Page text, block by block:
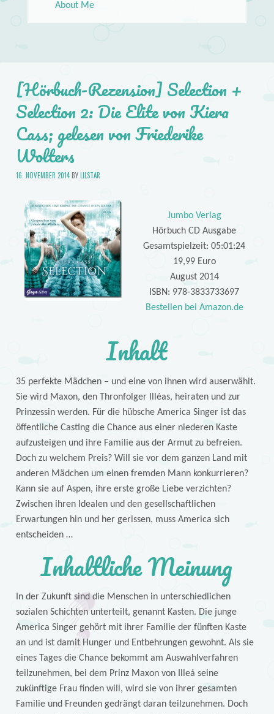
About Me
[Hörbuch-Rezension] Selection +
Selection 2: Die Elite von Kiera
Cass; gelesen von Friederike
Wolters
16. NOVEMBER 2014BYLILSTAR
Jumbo Verlag
Hörbuch CD Ausgabe
Gesamtspielzeit: 05:01:24
19,99 Euro
August 2014
ISBN: 978-3833733697
Bestellen bei Amazon.de
Inhalt
35 perfekte Mädchen – und eine von ihnen wird auserwählt.
Sie wird Maxon, den Thronfolger Illéas, heiraten und zur
Prinzessin werden. Für die hübsche America Singer ist das
öffentliche Casting die Chance aus einer niederen Kaste
aufzusteigen und ihre Familie aus der Armut zu befreien.
Doch zu welchem Preis? Will sie vor dem ganzen Land mit
anderen Mädchen um einen fremden Mann konkurrieren?
Kann sie auf Aspen, ihre erste große Liebe verzichten?
Zwischen ihren Idealen und den gesellschaftlichen
Erwartungen hin und her gerissen, muss America sich
entscheiden …
Inhaltliche Meinung
In der Zukunft sind die Menschen in unterschiedlichen
sozialen Schichten unterteilt, genannt Kasten. Die junge
America Singer gehört mit ihrer Familie der fünften Kaste
an und ist damit Hunger und Entbehrungen gewohnt. Als sie
eines Tages die Chance bekommt am Auswahlverfahren
teilzunehmen, bei dem Prinz Maxon von Illeá seine
zukünftige Frau finden will, wird sie von ihrer gesamten
Familie und Freunden gedrängt daran teilzunehmen. Doch